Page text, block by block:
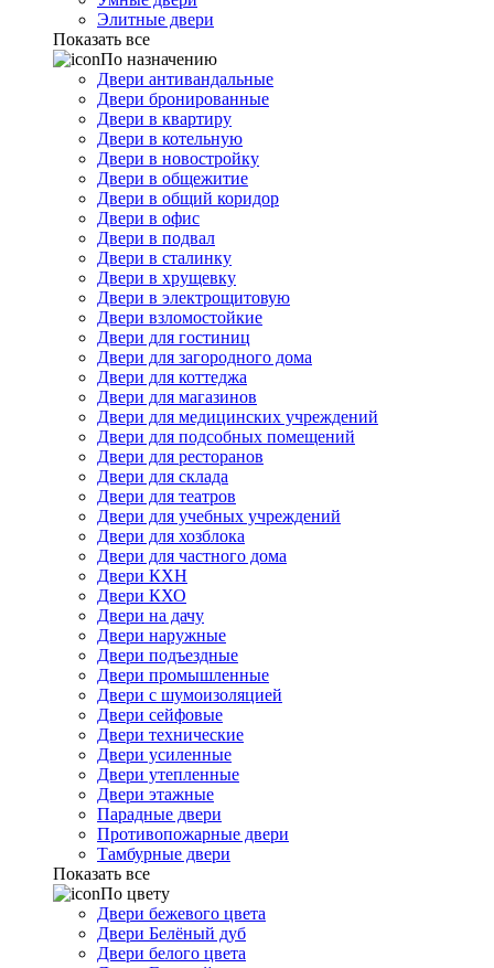
Элитные двери
Показать все
По назначению
Двери антивандальные
Двери бронированные
Двери в квартиру
Двери в котельную
Двери в новостройку
Двери в общежитие
Двери в общий коридор
Двери в офис
Двери в подвал
Двери в сталинку
Двери в хрущевку
Двери в электрощитовую
Двери взломостойкие
Двери для гостиниц
Двери для загородного дома
Двери для коттеджа
Двери для магазинов
Двери для медицинских учреждений
Двери для подсобных помещений
Двери для ресторанов
Двери для склада
Двери для театров
Двери для учебных учреждений
Двери для хозблока
Двери для частного дома
Двери КХН
Двери КХО
Двери на дачу
Двери наружные
Двери подъездные
Двери промышленные
Двери с шумоизоляцией
Двери сейфовые
Двери технические
Двери усиленные
Двери утепленные
Двери этажные
Парадные двери
Противопожарные двери
Тамбурные двери
Показать все
По цвету
Двери бежевого цвета
Двери Белёный дуб
Двери белого цвета